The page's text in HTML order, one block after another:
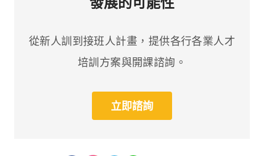
從新人訓到接班人計畫，提供各行各業人才
培訓方案與開課諮詢。
立即諮詢